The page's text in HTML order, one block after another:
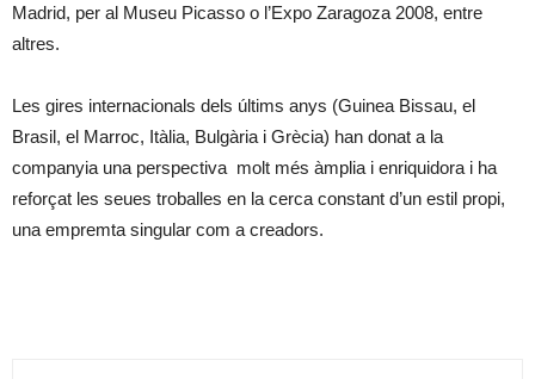
Madrid, per al Museu Picasso o l’Expo Zaragoza 2008, entre
altres.
Les gires internacionals dels últims anys (Guinea Bissau, el
Brasil, el Marroc, Itàlia, Bulgària i Grècia) han donat a la
companyia una perspectiva molt més àmplia i enriquidora i ha
reforçat les seues troballes en la cerca constant d’un estil propi,
una empremta singular com a creadors.